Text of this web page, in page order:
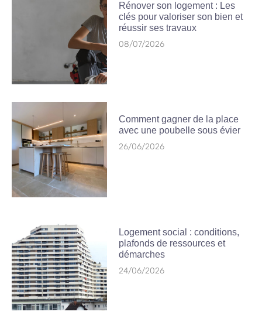
Rénover son logement : Les
clés pour valoriser son bien et
réussir ses travaux
08/07/2026
Comment gagner de la place
avec une poubelle sous évier
26/06/2026
Logement social : conditions,
plafonds de ressources et
démarches
24/06/2026